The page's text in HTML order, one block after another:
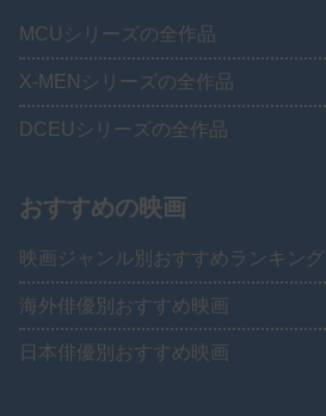
MCUシリーズの全作品
X-MENシリーズの全作品
DCEUシリーズの全作品
おすすめの映画
映画ジャンル別おすすめランキング
海外俳優別おすすめ映画
日本俳優別おすすめ映画